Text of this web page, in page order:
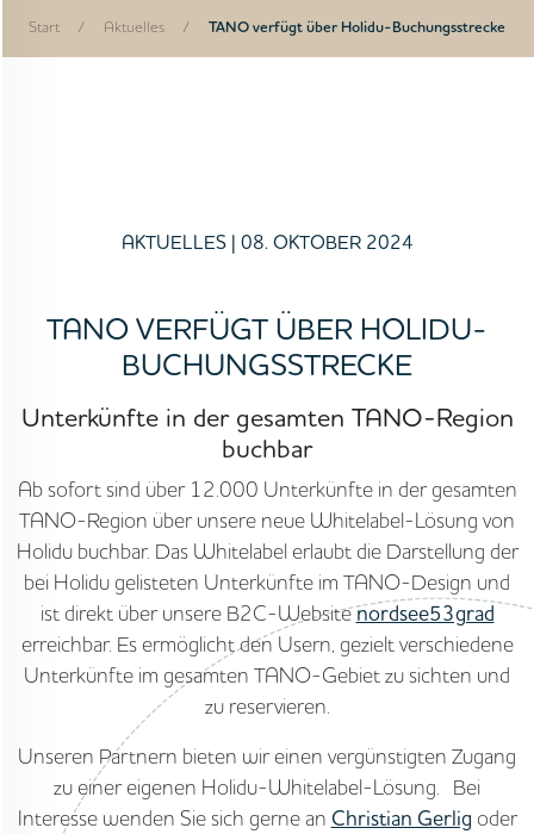
Start / Aktuelles / TANO verfügt über Holidu-Buchungsstrecke
AKTUELLES | 08. OKTOBER 2024
TANO VERFÜGT ÜBER HOLIDU-
BUCHUNGSSTRECKE
Unterkünfte in der gesamten TANO-Region
buchbar
Ab sofort sind über 12.000 Unterkünfte in der gesamten
TANO-Region über unsere neue Whitelabel-Lösung von
Holidu buchbar. Das Whitelabel erlaubt die Darstellung der
bei Holidu gelisteten Unterkünfte im TANO-Design und
ist direkt über unsere B2C-Websitenordsee53grad
erreichbar. Es ermöglicht den Usern, gezielt verschiedene
Unterkünfte im gesamten TANO-Gebiet zu sichten und
zu reservieren.
Unseren Partnern bieten wir einen vergünstigten Zugang
zu einer eigenen Holidu-Whitelabel-Lösung. Bei
Interesse wenden Sie sich gerne an Christian Gerlig oder